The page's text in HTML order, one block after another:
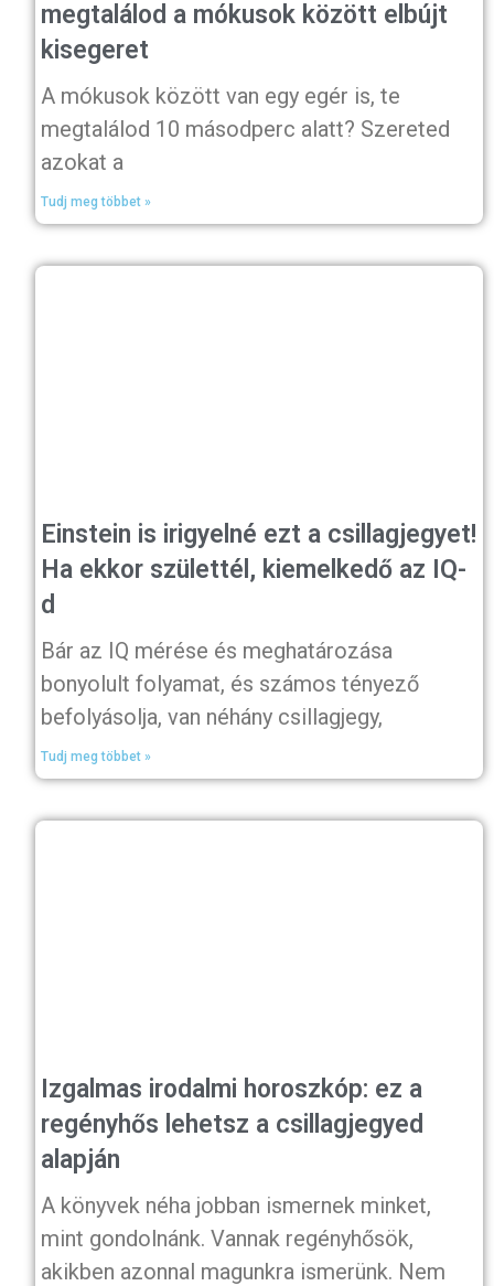
megtalálod a mókusok között elbújt
kisegeret
A mókusok között van egy egér is, te
megtalálod 10 másodperc alatt? Szereted
azokat a
Tudj meg többet »
Einstein is irigyelné ezt a csillagjegyet!
Ha ekkor születtél, kiemelkedő az IQ-
d
Bár az IQ mérése és meghatározása
bonyolult folyamat, és számos tényező
befolyásolja, van néhány csillagjegy,
Tudj meg többet »
Izgalmas irodalmi horoszkóp: ez a
regényhős lehetsz a csillagjegyed
alapján
A könyvek néha jobban ismernek minket,
mint gondolnánk. Vannak regényhősök,
akikben azonnal magunkra ismerünk. Nem